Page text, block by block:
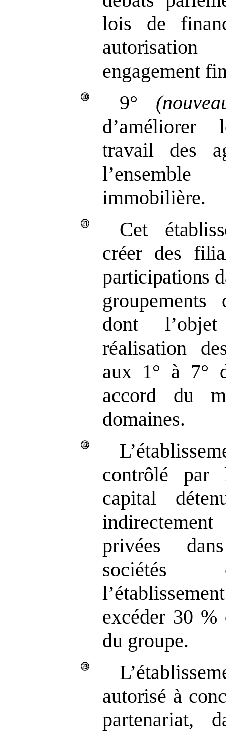
lois de
engagement
9°
travail des
immobilière.
Cet
créer des
participations
groupements
dont
réalisation
aux 1° à 7°
accord du
domaines.
contrôlé par
capital
privées
sociétés
excéder 30
du groupe.
autorisé à
partenariat,